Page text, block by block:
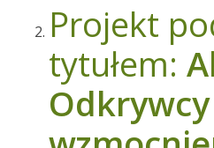
Projekt
tytułem: